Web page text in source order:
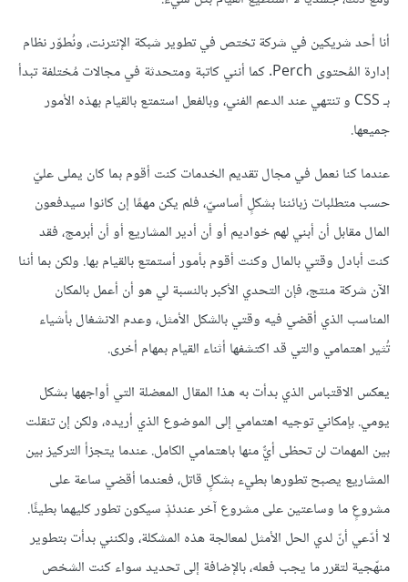
أنا أحد شريكين في شركة تختص في تطوير شبكة الإنترنت، ونُطوّر نظام
إدارة المُحتوى Perch. كما أنني كاتبة ومتحدثة في مجالات مُختلفة تبدأ
بـ CSS و تنتهي عند الدعم الفني، وبالفعل استمتع بالقيام بهذه الأمور
جميعها.
عندما كنا نعمل في مجال تقديم الخدمات كنت أقوم بما كان يملى عليّ
حسب متطلبات زبائننا بشكلٍ أساسيّ، فلم يكن مهمًا إن كانوا سيدفعون
المال مقابل أن أبني لهم خواديم أو أن أدير المشاريع أو أن أبرمج، فقد
كنت أبادل وقتي بالمال وكنت أقوم بأمور أستمتع بالقيام بها. ولكن بما أننا
الآن شركة منتج، فإن التحدي الأكبر بالنسبة لي هو أن أعمل بالمكان
المناسب الذي أقضي فيه وقتي بالشكل الأمثل، وعدم الانشغال بأشياء
تُثير اهتمامي والتي قد اكتشفها أثناء القيام بمهام أخرى.
يعكس الاقتباس الذي بدأت به هذا المقال المعضلة التي أواجهها بشكل
يومي. بإمكاني توجيه اهتمامي إلى الموضوع الذي أريده، ولكن إن تنقلت
بين المهمات لن تحظى أيٌّ منها باهتمامي الكامل. عندما يتجزأ التركيز بين
المشاريع يصبح تطورها بطيء بشكلٍ قاتل، فعندما أقضي ساعة على
مشروعٍ ما وساعتين على مشروع آخر عندئذٍ سيكون تطور كليهما بطيئًا.
لا أدّعي أنّ لدي الحل الأمثل لمعالجة هذه المشكلة، ولكنني بدأت بتطوير
منهّجية لتقرر ما يجب فعله، بالإضافة إلى تحديد سواء كنت الشخص